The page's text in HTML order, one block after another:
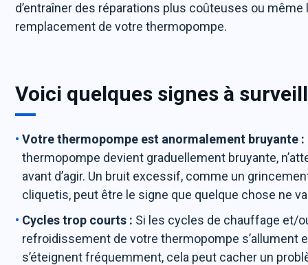
d’entraîner des réparations plus coûteuses ou même
remplacement de votre thermopompe.
Voici quelques signes à
Votre thermopompe est anormalement bruyante :
thermopompe devient graduellement bruyante,
avant d’agir. Un bruit excessif, comme un
cliquetis, peut être le signe que quelque chose ne
Cycles trop courts : Si les cycles de chauffage et/
refroidissement de votre thermopompe s’allument
s’éteignent fréquemment, cela peut cacher un